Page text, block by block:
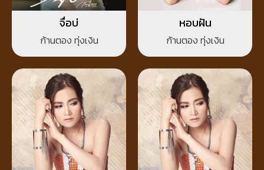
จื่อบ่
ก้านตอง ทุ่งเงิน
หอบฝัน
ก้านตอง ทุ่งเงิน